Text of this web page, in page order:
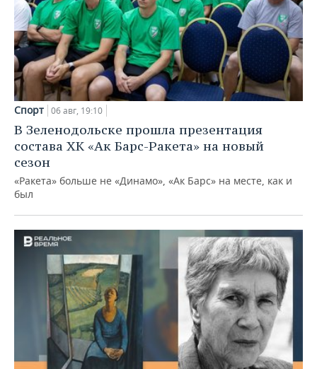
Спорт 06 авг, 19:10
В Зеленодольске прошла презентация
состава ХК «Ак Барс-Ракета» на новый
сезон
«Ракета» больше не «Динамо», «Ак Барс» на месте, как и
был